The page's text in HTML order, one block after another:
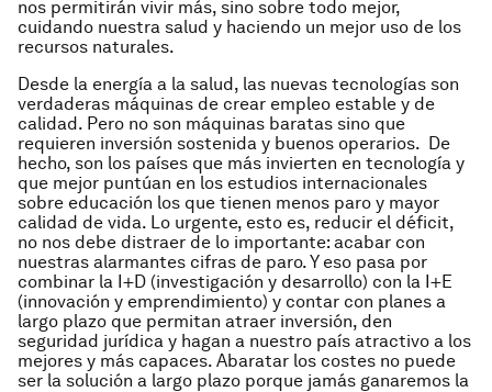
nos permitirán vivir más, sino sobre todo mejor,
cuidando nuestra salud y haciendo un mejor uso de los
recursos naturales.
Desde la energía a la salud, las nuevas tecnologías son
verdaderas máquinas de crear empleo estable y de
calidad. Pero no son máquinas baratas sino que
requieren inversión sostenida y buenos operarios. De
hecho, son los países que más invierten en tecnología y
que mejor puntúan en los estudios internacionales
sobre educación los que tienen menos paro y mayor
calidad de vida. Lo urgente, esto es, reducir el déficit,
no nos debe distraer de lo importante: acabar con
nuestras alarmantes cifras de paro. Y eso pasa por
combinar la I+D (investigación y desarrollo) con la I+E
(innovación y emprendimiento) y contar con planes a
largo plazo que permitan atraer inversión, den
seguridad jurídica y hagan a nuestro país atractivo a los
mejores y más capaces. Abaratar los costes no puede
ser la solución a largo plazo porque jamás ganaremos la